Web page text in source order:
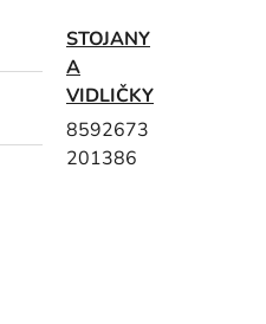
STOJANY
A
VIDLIČKY
8592673
201386